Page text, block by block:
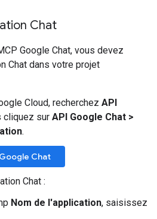
Chat
Google Chat, vous devez
Chat dans votre projet
Cloud, recherchez API
cliquez sur API Google Chat >
.
Chat
Chat :
Nom de l'application, saisissez